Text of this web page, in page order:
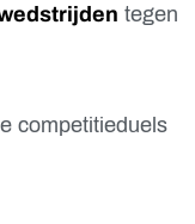
tegen
competitieduels